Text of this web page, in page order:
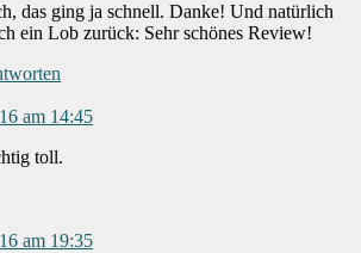
das ging ja schnell. Danke! Und natürlich
ein Lob zurück: Sehr schönes Review!
am 14:45
toll.
am 19:35